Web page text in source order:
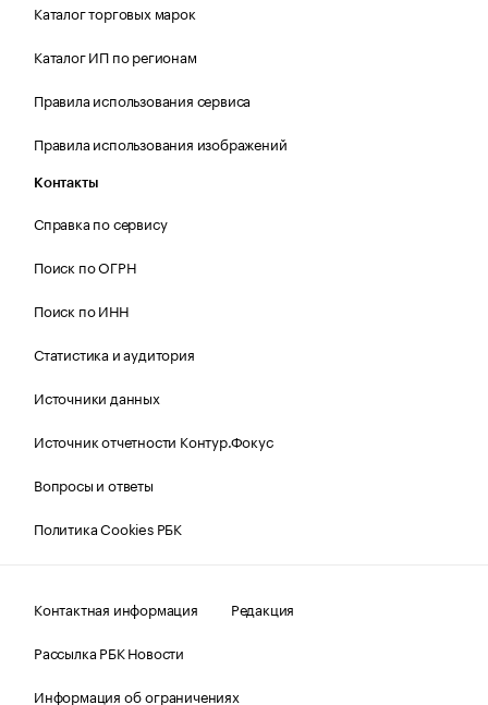
Каталог торговых марок
Каталог ИП по регионам
Правила использования сервиса
Правила использования изображений
Контакты
Справка по сервису
Поиск по ОГРН
Поиск по ИНН
Статистика и аудитория
Источники данных
Источник отчетности Контур.Фокус
Вопросы и ответы
Политика Cookies РБК
Контактная информация
Редакция
Рассылка РБК Новости
Информация об ограничениях